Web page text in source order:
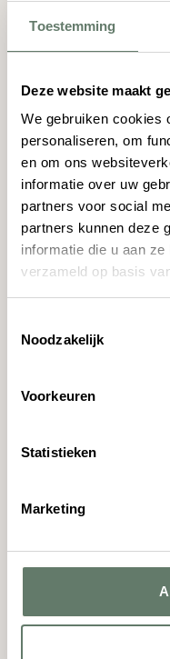
Toestemming
Deze website maakt
We gebruiken cookies
personaliseren, om
en om ons
informatie over uw
partners voor social
partners kunnen deze
informatie die u aan
verzameld op basis
Noodzakelijk
Voorkeuren
Statistieken
Marketing
vanaf € 215,00
14 mei 17 mei
vanaf € 459,00